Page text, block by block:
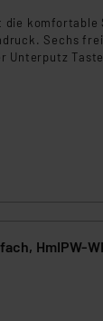
bedeutet,
das Risiko,
die
Sechs
Unterputz
HmIPW-